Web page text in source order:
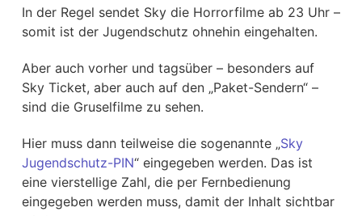
In der Regel sendet Sky die Horrorfilme ab 23 Uhr –
somit ist der Jugendschutz ohnehin eingehalten.
Aber auch vorher und tagsüber – besonders auf
Sky Ticket, aber auch auf den „Paket-Sendern“ –
sind die Gruselfilme zu sehen.
Hier muss dann teilweise die sogenannte „Sky
Jugendschutz-PIN“ eingegeben werden. Das ist
eine vierstellige Zahl, die per Fernbedienung
eingegeben werden muss, damit der Inhalt sichtbar